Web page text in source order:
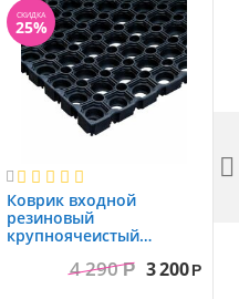
СКИДКА
25%

Коврик вxодной
резиновый
крупноячеистый
1.0x1.5 м4 290 Р 3 200 Р
